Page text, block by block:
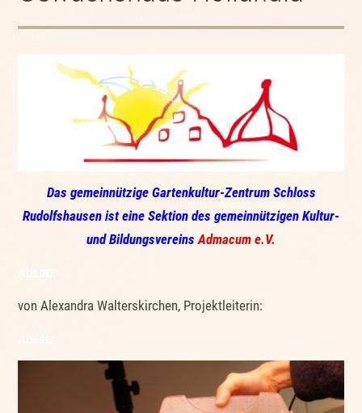
Das gemeinnützige Gartenkultur-Zentrum Schloss
Rudolfshausen ist eine Sektion des gemeinnützigen Kultur-
und BildungsvereinsAdmacum e.V.
von Alexandra Walterskirchen, Projektleiterin: